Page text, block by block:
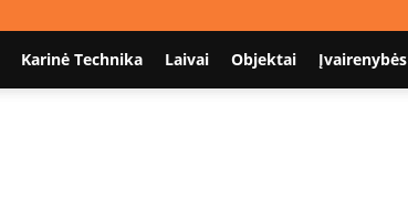
Karinė Technika Laivai Objektai Įvairenybės